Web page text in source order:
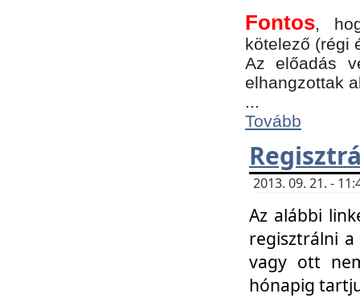
Fontos,
kötelező (régi
Az előadás
elhangzottak
...
Tovább
2013. 09. 21. -
Az alábbi
regisztrálni
vagy ott
hónapig